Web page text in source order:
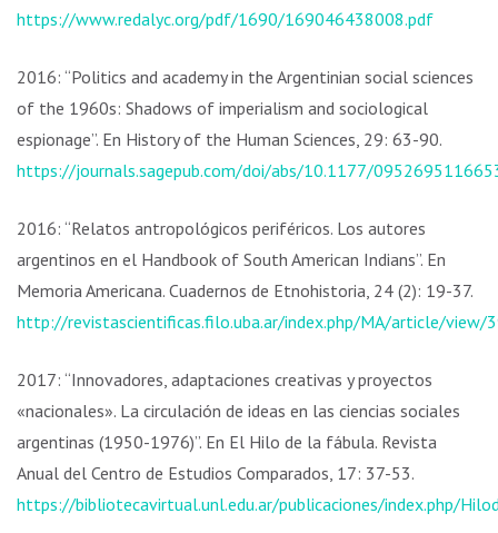
https://www.redalyc.org/pdf/1690/169046438008.pdf
2016: “Politics and academy in the Argentinian social sciences
of the 1960s: Shadows of imperialism and sociological
espionage”. En History of the Human Sciences, 29: 63-90.
https://journals.sagepub.com/doi/abs/10.1177/
2016: “Relatos antropológicos periféricos. Los autores
argentinos en el Handbook of South American Indians”. En
Memoria Americana. Cuadernos de Etnohistoria, 24 (2): 19-37.
http://revistascientificas.filo.uba.ar/index.php/MA/article/view/
2017: “Innovadores, adaptaciones creativas y proyectos
«nacionales». La circulación de ideas en las ciencias sociales
argentinas (1950-1976)”. En El Hilo de la fábula. Revista
Anual del Centro de Estudios Comparados, 17: 37-53.
https://bibliotecavirtual.unl.edu.ar/publicaciones/index.php/